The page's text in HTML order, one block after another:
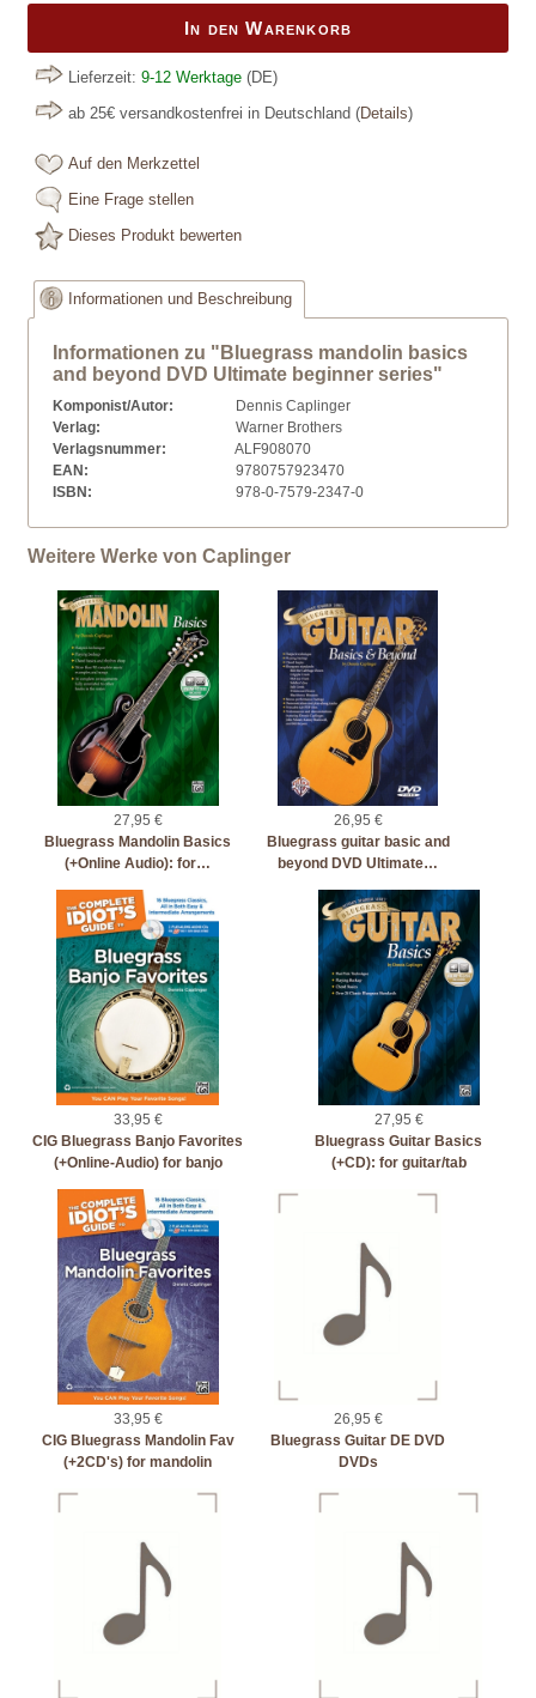
In den Warenkorb
Lieferzeit: 9-12 Werktage (DE)
ab 25€ versandkostenfrei in Deutschland (Details)
Auf den Merkzettel
Eine Frage stellen
Dieses Produkt bewerten
Informationen und Beschreibung
Informationen zu "Bluegrass mandolin basics
and beyond DVD Ultimate beginner series"
Komponist/Autor:
Dennis Caplinger
Verlag:
Warner Brothers
Verlagsnummer:
ALF908070
EAN:
9780757923470
ISBN:
978-0-7579-2347-0
Weitere Werke von Caplinger
27,95 €
Bluegrass Mandolin Basics
(+Online Audio): for…
26,95 €
Bluegrass guitar basic and
beyond DVD Ultimate…
33,95 €
CIG Bluegrass Banjo Favorites
(+Online-Audio) for banjo
27,95 €
Bluegrass Guitar Basics
(+CD): for guitar/tab
33,95 €
CIG Bluegrass Mandolin Fav
(+2CD's) for mandolin
26,95 €
Bluegrass Guitar DE DVD
DVDs